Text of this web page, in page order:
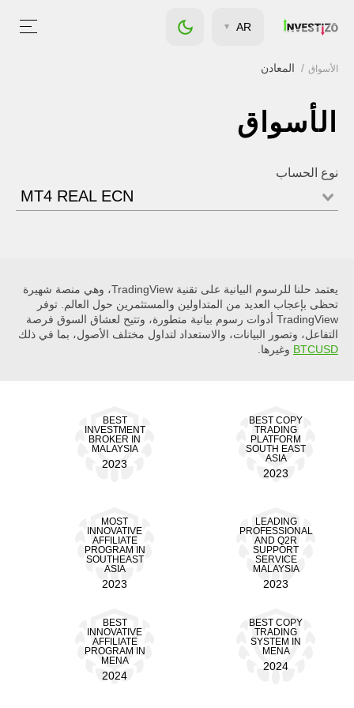
AR
الأسواق المعادن
الأسواق
نوع الحساب
MT4 REAL ECN
يعتمد حلنا للرسوم البيانية على تقنية TradingView، وهي منصة شهيرة
تحظى بإعجاب العديد من المتداولين والمستثمرين حول العالم. توفر
TradingView أدوات رسوم بيانية متطورة، وتتيح لعشاق السوق فرصة
التفاعل، وتصور البيانات، والاستعداد لتداول مختلف الأصول، بما في ذلك
BTCUSD وغيرها.
BEST COPY
TRADING
PLATFORM
SOUTH EAST
ASIA
2023
BEST
INVESTMENT
BROKER IN
MALAYSIA
2023
LEADING
PROFESSIONAL
AND Q2R
SUPPORT
SERVICE
MALAYSIA
2023
MOST
INNOVATIVE
AFFILIATE
PROGRAM IN
SOUTHEAST
ASIA
2023
BEST COPY
TRADING
SYSTEM IN
MENA
2024
BEST
INNOVATIVE
AFFILIATE
PROGRAM IN
MENA
2024